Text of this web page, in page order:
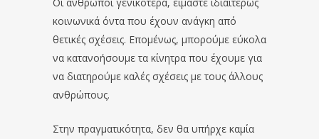
κοινωνικά όντα που έχουν ανάγκη από
θετικές σχέσεις. Επομένως, μπορούμε εύκολα
να κατανοήσουμε τα κίνητρα που έχουμε για
να διατηρούμε καλές σχέσεις με τους άλλους
ανθρώπους.
Στην πραγματικότητα, δεν θα υπήρχε καμία